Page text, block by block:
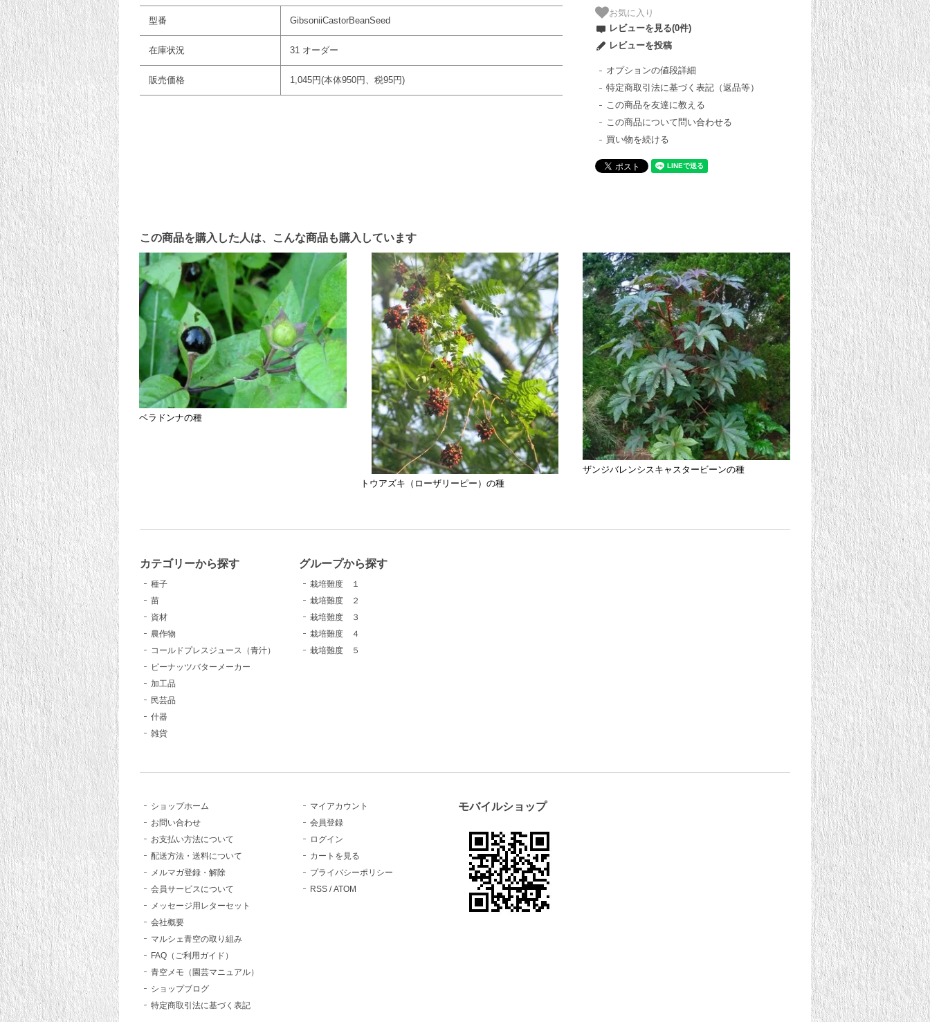
型番 GibsoniiCastorBeanSeed
在庫状況 31 オーダー
販売価格 1,045円(本体950円、税95円)
お気に入り
レビューを見る(0件)
レビューを投稿
オプションの値段詳細
特定商取引法に基づく表記（返品等）
この商品を友達に教える
この商品について問い合わせる
買い物を続ける
この商品を購入した人は、こんな商品も購入しています
ベラドンナの種
トウアズキ（ローザリーピー）の種
ザンジバレンシスキャスタービーンの種
カテゴリーから探す
種子
苗
資材
農作物
コールドプレスジュース（青汁）
ピーナッツバターメーカー
加工品
民芸品
什器
雑貨
グループから探す
栽培難度 １
栽培難度 ２
栽培難度 ３
栽培難度 ４
栽培難度 ５
ショップホーム
お問い合わせ
お支払い方法について
配送方法・送料について
メルマガ登録・解除
会員サービスについて
メッセージ用レターセット
会社概要
マルシェ青空の取り組み
FAQ（ご利用ガイド）
青空メモ（園芸マニュアル）
ショップブログ
特定商取引法に基づく表記
マイアカウント
会員登録
ログイン
カートを見る
プライバシーポリシー
RSS /ATOM
モバイルショップ